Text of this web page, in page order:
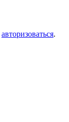
авторизоваться.